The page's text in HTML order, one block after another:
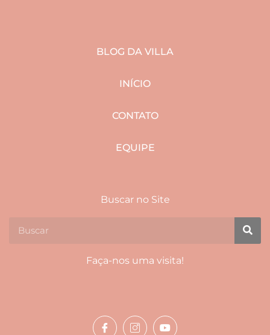
BLOG DA VILLA
INÍCIO
CONTATO
EQUIPE
Buscar no Site
Faça-nos uma visita!